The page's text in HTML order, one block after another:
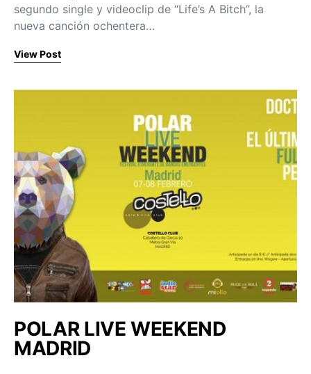
segundo single y videoclip de “Life’s A Bitch”, la
nueva canción ochentera…
View Post
POLAR LIVE WEEKEND
MADRID